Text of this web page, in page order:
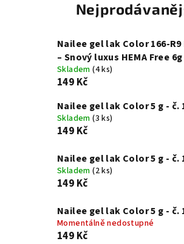
Nailee gel lak Color 166-
– Snový luxus HEMA Free 6g
Skladem(4 ks)
149 Kč
Nailee gel lak Color 5 g - č.
Skladem(3 ks)
149 Kč
Nailee gel lak Color 5 g - č.
Skladem(2 ks)
149 Kč
Nailee gel lak Color 5 g - č.
Momentálně nedostupné
149 Kč